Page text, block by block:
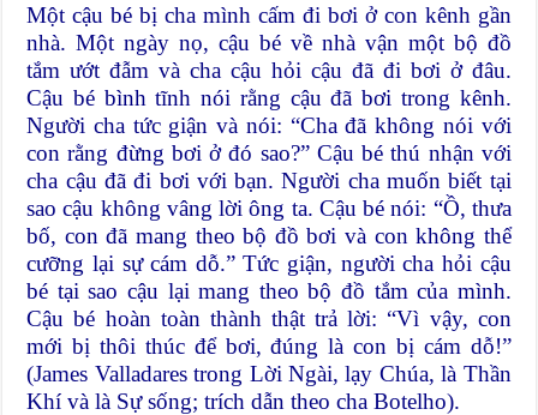
Một cậu bé bị cha mình cấm đi bơi ở con kênh gần
nhà. Một ngày nọ, cậu bé về nhà vận một bộ đồ
tắm ướt đẫm và cha cậu hỏi cậu đã đi bơi ở đâu.
Cậu bé bình tĩnh nói rằng cậu đã bơi trong kênh.
Người cha tức giận và nói: “Cha đã không nói với
con rằng đừng bơi ở đó sao?” Cậu bé thú nhận với
cha cậu đã đi bơi với bạn. Người cha muốn biết tại
sao cậu không vâng lời ông ta. Cậu bé nói: “Ồ, thưa
bố, con đã mang theo bộ đồ bơi và con không thể
cưỡng lại sự cám dỗ.” Tức giận, người cha hỏi cậu
bé tại sao cậu lại mang theo bộ đồ tắm của mình.
Cậu bé hoàn toàn thành thật trả lời: “Vì vậy, con
mới bị thôi thúc để bơi, đúng là con bị cám dỗ!”
(James Valladares trong Lời Ngài, lạy Chúa, là Thần
Khí và là Sự sống; trích dẫn theo cha Botelho).